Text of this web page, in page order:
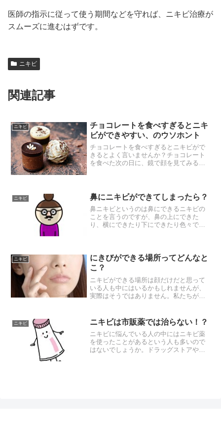
医師の指示に従って使う期間などを守れば、ニキビ治療が
スムーズに進むはずです。
ニキビ
関連記事
ニキビ
チョコレートを食べすぎるとニキ
ビができやすい、のウソホント
チョコレートを食べすぎるとニキビがで
きるとよく言いませんか？チョコレート
を食べた次の日に、鏡で顔を見てみると
ほどないとは言われている...
ニキビ 鼻にニキビができてしまったら？
鼻ニキビというのは鼻にできるニキビの
ことを言うのですが、鼻の上にできた
り、横にできたり下にできたり色々で
まうニキビの場合には塗り薬を...
ニキビ
にきびができる場所ってどんなと
こ？
ニキビができる場所は顔だけだと思って
いる人も中にはいるかもしれませんが、
実際はそうではありません。私たちがニ
違いというのは何の違いなのかという
と、たとえば生活習慣であっ...
ニキビ ニキビは市販薬では治らない！？
ニキビに悩んでいる人の中にはニキビ薬
を使ったことがあるという人も多いので
はないでしょうか。ドラッグストアや薬